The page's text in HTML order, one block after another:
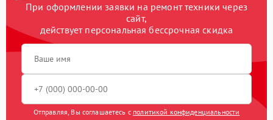
При оформлении заявки на ремонт техники через
сайт,
действует персональная бессрочная скидка
Отправляя, Вы соглашаетесь с политикой конфиденциальности